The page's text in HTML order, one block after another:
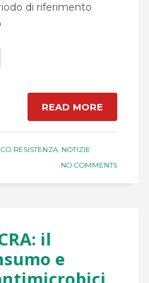
di riferimento
READ MORE
RESISTENZA, NOTIZIE
NO COMMENTS
il
e